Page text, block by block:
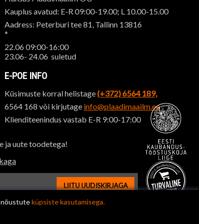
nõustuteküpsiste kasutamisega.
Kauplus avatud: E-R 09:00-19.00; L 10.00-15.00
Aadress: Peterburi tee 81, Tallinn 13816
*
22.06 09:00-16:00
23.06- 24.06 suletud
E-POE INFO
Küsimuste korral helistage(+372) 6564 189,
6564 168 või kirjutage info@plaadimaailm.ee
Klienditeenindus vastab E-R 9:00-17:00
ja uute toodetega!
LIITU UUDISKIRJAGA